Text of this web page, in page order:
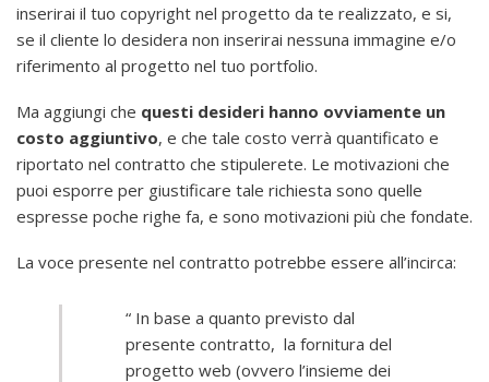
inserirai il tuo copyright nel progetto da te realizzato, e si,
se il cliente lo desidera non inserirai nessuna immagine e/o
riferimento al progetto nel tuo portfolio.
Ma aggiungi che questi desideri hanno ovviamente un
costo aggiuntivo, e che tale costo verrà quantificato e
riportato nel contratto che stipulerete. Le motivazioni che
puoi esporre per giustificare tale richiesta sono quelle
espresse poche righe fa, e sono motivazioni più che fondate.
La voce presente nel contratto potrebbe essere all’incirca:
“ In base a quanto previsto dal
presente contratto, la fornitura del
progetto web (ovvero l’insieme dei